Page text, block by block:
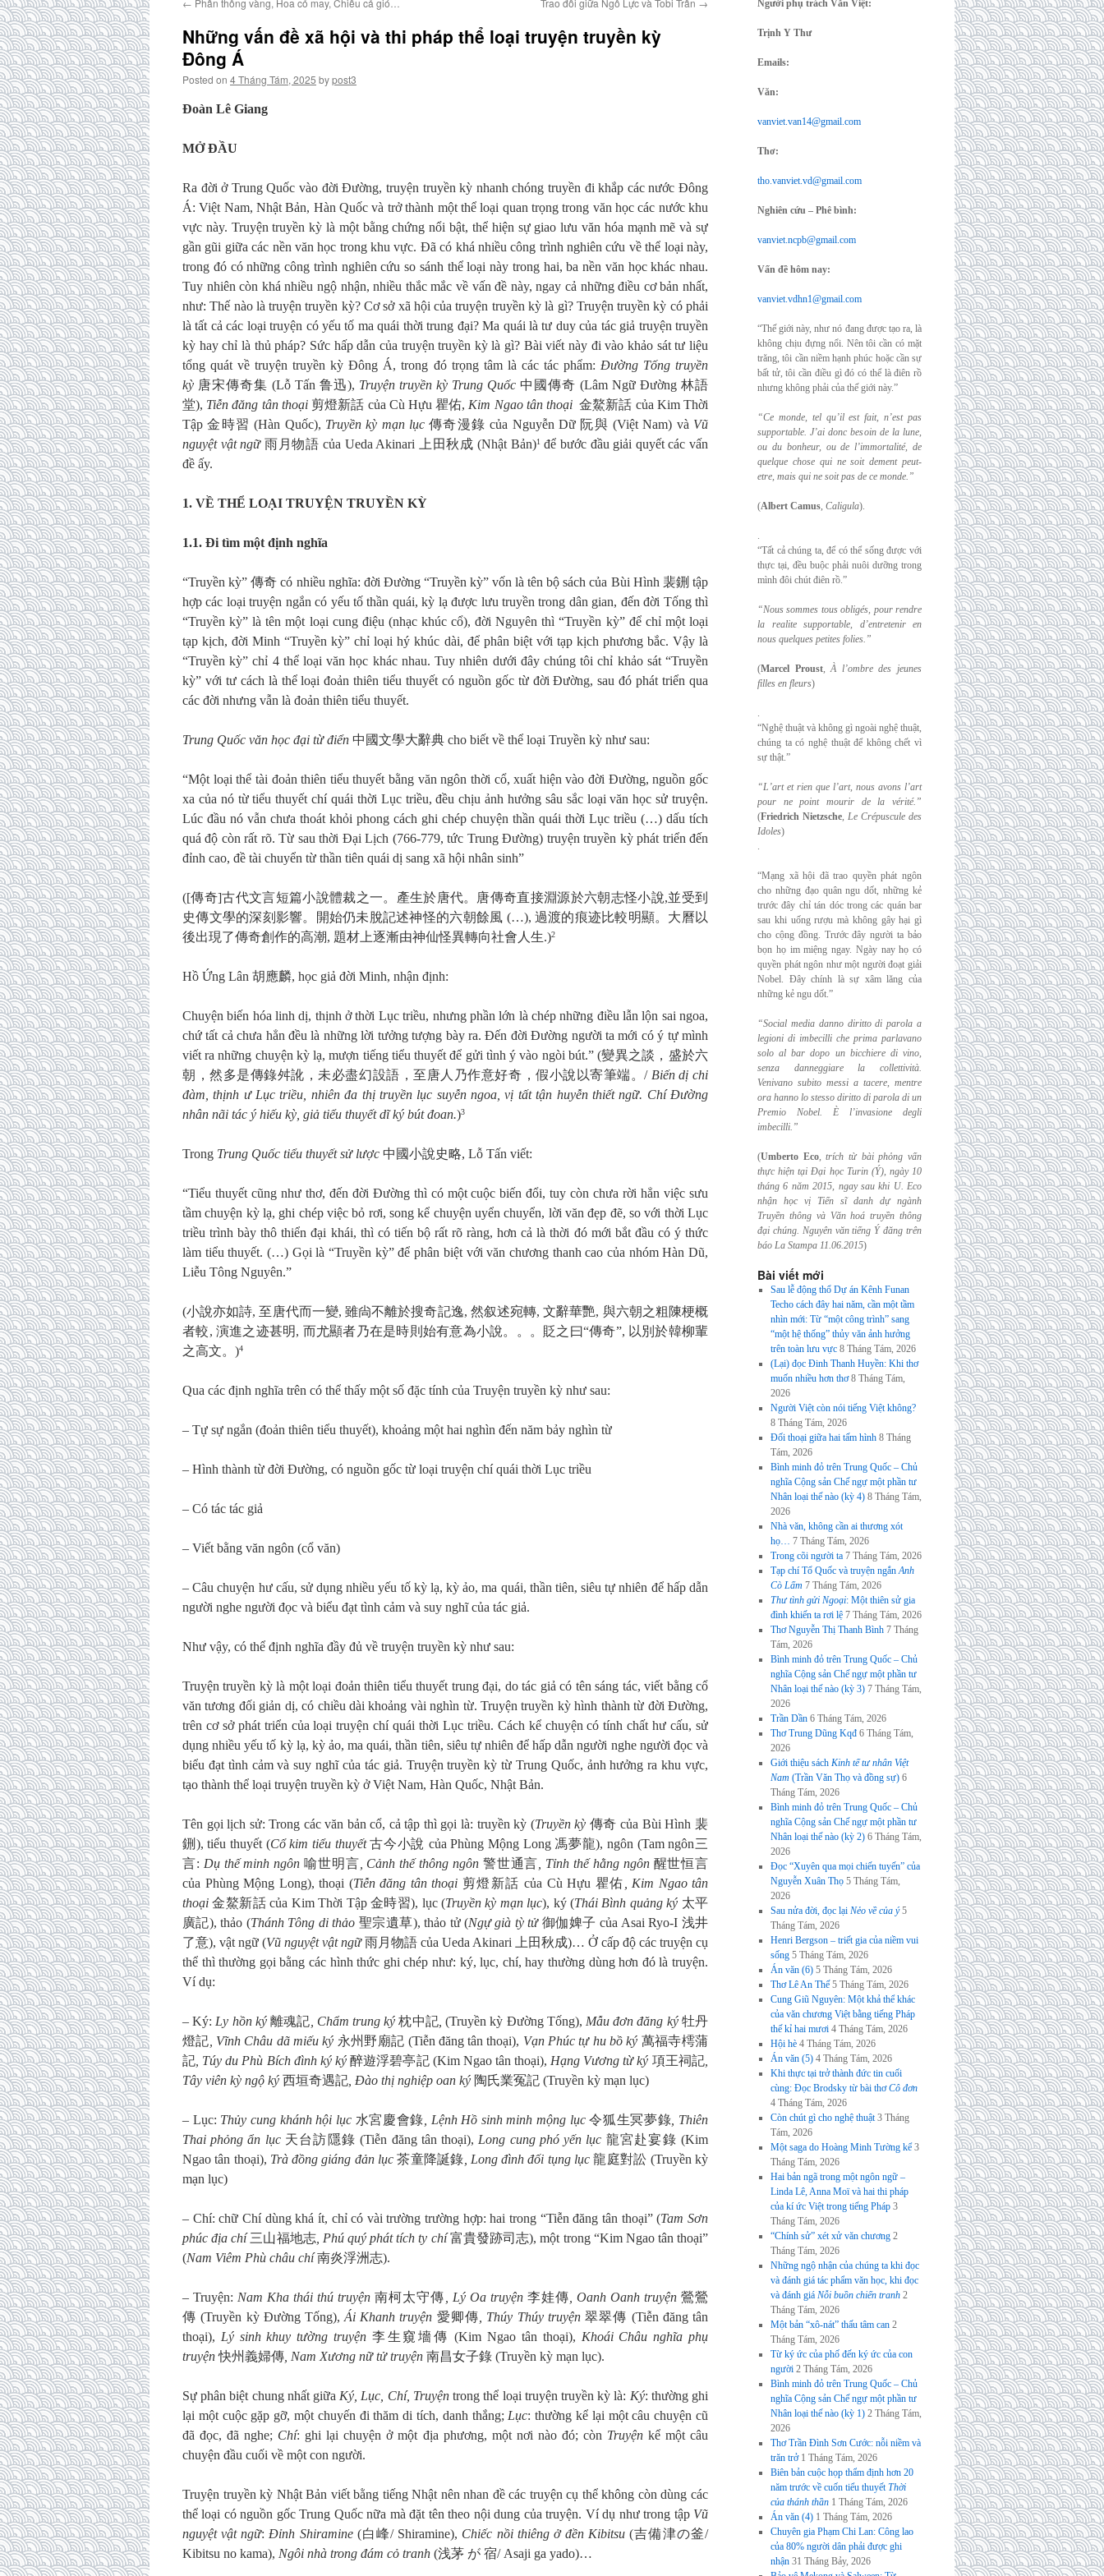
← Phấn thông vàng, Hoa cỏ may, Chiều cả gió… Trao đổi giữa Ngô Lực và Tobi Trần →
Những vấn đề xã hội và thi pháp thể loại truyện truyền kỳ
Đông Á
Posted on 4 Tháng Tám, 2025 bypost3
Đoàn Lê Giang
MỞ ĐẦU
Ra đời ở Trung Quốc vào đời Đường, truyện truyền kỳ nhanh chóng truyền đi khắp các nước Đông
Á: Việt Nam, Nhật Bản, Hàn Quốc và trở thành một thể loại quan trọng trong văn học các nước khu
vực này. Truyện truyền kỳ là một bằng chứng nổi bật, thể hiện sự giao lưu văn hóa mạnh mẽ và sự
gần gũi giữa các nền văn học trong khu vực. Đã có khá nhiều công trình nghiên cứu về thể loại này,
trong đó có những công trình nghiên cứu so sánh thể loại này trong hai, ba nền văn học khác nhau.
Tuy nhiên còn khá nhiều ngộ nhận, nhiều thắc mắc về vấn đề này, ngay cả những điều cơ bản nhất,
như: Thế nào là truyện truyền kỳ? Cơ sở xã hội của truyện truyền kỳ là gì? Truyện truyền kỳ có phải
là tất cả các loại truyện có yếu tố ma quái thời trung đại? Ma quái là tư duy của tác giả truyện truyền
kỳ hay chỉ là thủ pháp? Sức hấp dẫn của truyện truyền kỳ là gì? Bài viết này đi vào khảo sát tư liệu
tổng quát về truyện truyền kỳ Đông Á, trong đó trọng tâm là các tác phẩm: Đường Tống truyền
kỳ 唐宋傳奇集 (Lỗ Tấn 鲁迅), Truyện truyền kỳ Trung Quốc 中國傳奇 (Lâm Ngữ Đường 林語
堂), Tiễn đăng tân thoại 剪燈新話 của Cù Hựu 瞿佑, Kim Ngao tân thoại金鰲新話 của Kim Thời
Tập 金時習 (Hàn Quốc), Truyền kỳ mạn lục傳奇漫錄 của Nguyễn Dữ 阮與 (Việt Nam) và Vũ
nguyệt vật ngữ 雨月物語 của Ueda Akinari 上田秋成 (Nhật Bản)1để bước đầu giải quyết các vấn
đề ấy.
1. VỀ THỂ LOẠI TRUYỆN TRUYỀN KỲ
1.1. Đi tìm một định nghĩa
“Truyền kỳ” 傳奇 có nhiều nghĩa: đời Đường “Truyền kỳ” vốn là tên bộ sách của Bùi Hình 裴鉶 tập
hợp các loại truyện ngắn có yếu tố thần quái, kỳ lạ được lưu truyền trong dân gian, đến đời Tống thì
“Truyền kỳ” là tên một loại cung điệu (nhạc khúc cổ), đời Nguyên thì “Truyền kỳ” để chỉ một loại
tạp kịch, đời Minh “Truyền kỳ” chỉ loại hý khúc dài, để phân biệt với tạp kịch phương bắc. Vậy là
“Truyền kỳ” chỉ 4 thể loại văn học khác nhau. Tuy nhiên dưới đây chúng tôi chỉ khảo sát “Truyền
kỳ” với tư cách là thể loại đoản thiên tiểu thuyết có nguồn gốc từ đời Đường, sau đó phát triển qua
các đời nhưng vẫn là đoản thiên tiểu thuyết.
Trung Quốc văn học đại từ điển 中國文學大辭典 cho biết về thể loại Truyền kỳ như sau:
“Một loại thể tài đoản thiên tiểu thuyết bằng văn ngôn thời cổ, xuất hiện vào đời Đường, nguồn gốc
xa của nó từ tiểu thuyết chí quái thời Lục triều, đều chịu ảnh hưởng sâu sắc loại văn học sử truyện.
Lúc đầu nó vẫn chưa thoát khỏi phong cách ghi chép chuyện thần quái thời Lục triều (…) dấu tích
quá độ còn rất rõ. Từ sau thời Đại Lịch (766-779, tức Trung Đường) truyện truyền kỳ phát triển đến
đỉnh cao, đề tài chuyển từ thần tiên quái dị sang xã hội nhân sinh”
([傳奇]古代文言短篇小說體裁之一。產生於唐代。唐傳奇直接淵源於六朝志怪小說,並受到
史傳文學的深刻影響。開始仍未脫記述神怪的六朝餘風 (…), 過渡的痕迹比較明顯。大曆以
後出現了傳奇創作的高潮, 題材上逐漸由神仙怪異轉向社會人生.)2
Hồ Ứng Lân 胡應麟, học giả đời Minh, nhận định:
Chuyện biến hóa linh dị, thịnh ở thời Lục triều, nhưng phần lớn là chép những điều lẫn lộn sai ngoa,
chứ tất cả chưa hẳn đều là những lời tưởng tượng bày ra. Đến đời Đường người ta mới có ý tự mình
viết ra những chuyện kỳ lạ, mượn tiếng tiểu thuyết để gửi tình ý vào ngòi bút.” (變異之談，盛於六
朝，然多是傳錄舛訛，未必盡幻設語，至唐人乃作意好奇，假小說以寄筆端。/ Biến dị chi
đàm, thịnh ư Lục triều, nhiên đa thị truyền lục suyễn ngoa, vị tất tận huyễn thiết ngữ. Chí Đường
nhân nãi tác ý hiếu kỳ, giả tiểu thuyết dĩ ký bút đoan.)3
Trong Trung Quốc tiểu thuyết sử lược 中國小說史略, Lỗ Tấn viết:
“Tiểu thuyết cũng như thơ, đến đời Đường thì có một cuộc biến đổi, tuy còn chưa rời hẳn việc sưu
tầm chuyện kỳ lạ, ghi chép việc bỏ rơi, song kể chuyện uyển chuyển, lời văn đẹp đẽ, so với thời Lục
triều trình bày thô thiển đại khái, thì có tiến bộ rất rõ ràng, hơn cả là thời đó mới bắt đầu có ý thức
làm tiểu thuyết. (…) Gọi là “Truyền kỳ” để phân biệt với văn chương thanh cao của nhóm Hàn Dũ,
Liễu Tông Nguyên.”
(小說亦如詩, 至唐代而一變, 雖尙不離於搜奇記逸, 然叙述宛轉, 文辭華艷, 與六朝之粗陳梗概
者較, 演進之迹甚明, 而尤顯者乃在是時則始有意為小說。。。貶之曰“傳奇”, 以別於韓柳輩
之高文。)4
Qua các định nghĩa trên có thể thấy một số đặc tính của Truyện truyền kỳ như sau:
– Tự sự ngắn (đoản thiên tiểu thuyết), khoảng một hai nghìn đến năm bảy nghìn từ
– Hình thành từ đời Đường, có nguồn gốc từ loại truyện chí quái thời Lục triều
– Có tác tác giả
– Viết bằng văn ngôn (cổ văn)
– Câu chuyện hư cấu, sử dụng nhiều yếu tố kỳ lạ, kỳ ảo, ma quái, thần tiên, siêu tự nhiên để hấp dẫn
người nghe người đọc và biểu đạt tình cảm và suy nghĩ của tác giả.
Như vậy, có thể định nghĩa đầy đủ về truyện truyền kỳ như sau:
Truyện truyền kỳ là một loại đoản thiên tiểu thuyết trung đại, do tác giả có tên sáng tác, viết bằng cổ
văn tương đối giản dị, có chiều dài khoảng vài nghìn từ. Truyện truyền kỳ hình thành từ đời Đường,
trên cơ sở phát triển của loại truyện chí quái thời Lục triều. Cách kể chuyện có tính chất hư cấu, sử
dụng nhiều yếu tố kỳ lạ, kỳ ảo, ma quái, thần tiên, siêu tự nhiên để hấp dẫn người nghe người đọc và
biểu đạt tình cảm và suy nghĩ của tác giả. Truyện truyền kỳ từ Trung Quốc, ảnh hưởng ra khu vực,
tạo thành thể loại truyện truyền kỳ ở Việt Nam, Hàn Quốc, Nhật Bản.
Tên gọi lịch sử: Trong các văn bản cổ, cả tập thì gọi là: truyền kỳ (Truyền kỳ 傳奇 của Bùi Hình 裴
鉶), tiểu thuyết (Cổ kim tiểu thuyết古今小說 của Phùng Mộng Long 馮夢龍), ngôn (Tam ngôn三
言: Dụ thế minh ngôn 喻世明言 , Cảnh thế thông ngôn 警世通言 , Tỉnh thế hằng ngôn 醒世恒言
của Phùng Mộng Long), thoại (Tiễn đăng tân thoại 剪燈新話 của Cù Hựu 瞿佑 , Kim Ngao tân
thoại金鰲新話 của Kim Thời Tập 金時習), lục (Truyền kỳ mạn lục), ký (Thái Bình quảng ký 太平
廣記), thảo (Thánh Tông di thảo 聖宗遺草), thảo tử (Ngự già tỳ tử 御伽婢子 của Asai Ryo-I 浅井
了意), vật ngữ (Vũ nguyệt vật ngữ雨月物語 của Ueda Akinari 上田秋成)… Ở cấp độ các truyện cụ
thể thì thường gọi bằng các hình thức ghi chép như: ký, lục, chí, hay thường dùng hơn đó là truyện.
Ví dụ:
– Ký: Ly hồn ký離魂記 , Chẩm trung ký枕中記 ,(Truyền kỳ Đường Tống), Mẫu đơn đăng ký 牡丹
燈記 , Vĩnh Châu dã miếu ký 永州野廟記 (Tiễn đăng tân thoại), Vạn Phúc tự hu bồ ký 萬福寺樗蒲
記 , Túy du Phù Bích đình ký ký 醉遊浮碧亭記 (Kim Ngao tân thoại), Hạng Vương từ ký 項王祠記
Tây viên kỳ ngộ ký 西垣奇遇記 , Đào thị nghiệp oan ký 陶氏業冤記 (Truyền kỳ mạn lục)
– Lục: Thủy cung khánh hội lục 水宮慶會錄 , Lệnh Hồ sinh minh mộng lục令狐生冥夢錄 , Thiên
Thai phỏng ẩn lục 天台訪隱錄 (Tiễn đăng tân thoại), Long cung phó yến lục 龍宮赴宴錄 (Kim
Ngao tân thoại), Trà đồng giáng đản lục茶童降誕錄 , Long đình đối tụng lục龍庭對訟 (Truyền kỳ
mạn lục)
– Chí: chữ Chí dùng khá ít, chỉ có vài trường trường hợp: hai trong “Tiễn đăng tân thoại” (Tam Sơn
phúc địa chí三山福地志, Phú quý phát tích ty chí富貴發跡司志), một trong “Kim Ngao tân thoại”
(Nam Viêm Phù châu chí南炎浮洲志).
– Truyện: Nam Kha thái thú truyện南柯太守傳 , Lý Oa truyện 李娃傳 , Oanh Oanh truyện 鶯鶯
傳 (Truyền kỳ Đường Tống),Ái Khanh truyện 愛卿傳 , Thúy Thúy truyện 翠翠傳 (Tiễn đăng tân
thoại), Lý sinh khuy tường truyện 李生窺墻傳 (Kim Ngao tân thoại), Khoái Châu nghĩa phụ
truyện快州義婦傳 , Nam Xương nữ tử truyện 南昌女子錄 (Truyền kỳ mạn lục).
Sự phân biệt chung nhất giữa Ký, Lục, Chí, Truyệntrong thể loại truyện truyền kỳ là: Ký: thường ghi
lại một cuộc gặp gỡ, một chuyến đi thăm di tích, danh thắng; Lục: thường kể lại một câu chuyện cũ
đã đọc, đã nghe; Chí: ghi lại chuyện ở một địa phương, một nơi nào đó; còn Truyệnkể một câu
chuyện đầu cuối về một con người.
Truyện truyền kỳ Nhật Bản viết bằng tiếng Nhật nên nhan đề các truyện cụ thể không còn dùng các
thể loại có nguồn gốc Trung Quốc nữa mà đặt tên theo nội dung của truyện. Ví dụ như trong tập Vũ
nguyệt vật ngữ:Đỉnh Shiramine(白峰/ Shiramine), Chiếc nồi thiêng ở đền Kibitsu (吉備津の釜/
Kibitsu no kama), Ngôi nhà trong đám cỏ tranh (浅茅 が 宿/ Asaji ga yado)…
Người phụ trách Văn Việt:
Trịnh Y Thư
Emails:
Văn:
vanviet.van14@gmail.com
Thơ:
tho.vanviet.vd@gmail.com
Nghiên cứu – Phê bình:
vanviet.ncpb@gmail.com
Vấn đề hôm nay:
vanviet.vdhn1@gmail.com
“Thế giới này, như nó đang được tạo ra, là
không chịu đựng nổi. Nên tôi cần có mặt
trăng, tôi cần niềm hạnh phúc hoặc cần sự
bất tử, tôi cần điều gì đó có thể là điên rồ
nhưng không phải của thế giới này.”
“Ce monde, tel qu’il est fait, n’est pas
supportable. J’ai donc besoin de la lune,
ou du bonheur, ou de l’immortalité, de
quelque chose qui ne soit dement peut-
etre, mais qui ne soit pas de ce monde.”
(Albert Camus, Caligula).
.
“Tất cả chúng ta, để có thể sống được với
thực tại, đều buộc phải nuôi dưỡng trong
mình đôi chút điên rồ.”
“Nous sommes tous obligés, pour rendre
la realite supportable, d’entretenir en
nous quelques petites folies.”
(Marcel Proust,À l’ombre des jeunes
filles en fleurs)
.
“Nghệ thuật và không gì ngoài nghệ thuật,
chúng ta có nghệ thuật để không chết vì
sự thật.”
“L’art et rien que l’art, nous avons l’art
pour ne point mourir de la vérité.”
(Friedrich Nietzsche, Le Crépuscule des
Idoles)
.
“Mạng xã hội đã trao quyền phát ngôn
cho những đạo quân ngu dốt, những kẻ
trước đây chỉ tán dóc trong các quán bar
sau khi uống rượu mà không gây hại gì
cho cộng đồng. Trước đây người ta bảo
bọn họ im miệng ngay. Ngày nay họ có
quyền phát ngôn như một người đoạt giải
Nobel. Đây chính là sự xâm lăng của
những kẻ ngu dốt.”
“Social media danno diritto di parola a
legioni di imbecilli che prima parlavano
solo albar dopo un bicchiere di vino,
senza danneggiare la collettività.
Venivano subito messi a tacere, mentre
ora hanno lo stesso diritto di parola di un
Premio Nobel. È l’invasione degli
imbecilli.”
(Umberto Eco,trích từ bài phỏng vấn
thực hiện tại Đại học Turin (Ý), ngày 10
tháng 6 năm 2015, ngay sau khi U. Eco
nhận học vị Tiến sĩ danh dự ngành
Truyền thông và Văn hoá truyền thông
đại chúng. Nguyên văn tiếng Ý đăng trên
báo La Stampa 11.06.2015)
Bài viết mới
Sau lễ động thổ Dự án Kênh Funan
Techo cách đây hai năm, cần một tầm
nhìn mới: Từ “một công trình” sang
“một hệ thống” thủy văn ảnh hưởng
trên toàn lưu vực 8 Tháng Tám, 2026
(Lại) đọc Đinh Thanh Huyền: Khi thơ
muốn nhiều hơn thơ 8 Tháng Tám,
2026
Người Việt còn nói tiếng Việt không?
8 Tháng Tám, 2026
Đối thoại giữa hai tấm hình 8 Tháng
Tám, 2026
Bình minh đỏ trên Trung Quốc – Chủ
nghĩa Cộng sản Chế ngự một phần tư
Nhân loại thế nào (kỳ 4) 8 Tháng Tám,
2026
Nhà văn, không cần ai thương xót
họ… 7 Tháng Tám, 2026
Trong cõi người ta 7 Tháng Tám, 2026
Tạp chí Tổ Quốc và truyện ngắnAnh
Cò Lấm 7 Tháng Tám, 2026
Thư tình gửi Ngoại: Một thiên sử gia
đình khiến ta rơi lệ 7 Tháng Tám, 2026
Thơ Nguyễn Thị Thanh Bình 7 Tháng
Tám, 2026
Bình minh đỏ trên Trung Quốc – Chủ
nghĩa Cộng sản Chế ngự một phần tư
Nhân loại thế nào (kỳ 3) 7 Tháng Tám,
2026
Trần Dần 6 Tháng Tám, 2026
Thơ Trung Dũng Kqđ 6 Tháng Tám,
2026
Giới thiệu sách Kinh tế tư nhân Việt
Nam (Trần Văn Thọ và đồng sự) 6
Tháng Tám, 2026
Bình minh đỏ trên Trung Quốc – Chủ
nghĩa Cộng sản Chế ngự một phần tư
Nhân loại thế nào (kỳ 2) 6 Tháng Tám,
2026
Đọc “Xuyên qua mọi chiến tuyến” của
Nguyễn Xuân Thọ 5 Tháng Tám,
2026
Sau nửa đời, đọc lại Nẻo về của ý 5
Tháng Tám, 2026
Henri Bergson – triết gia của niềm vui
sống 5 Tháng Tám, 2026
Án văn (6) 5 Tháng Tám, 2026
Thơ Lê An Thế 5 Tháng Tám, 2026
Cung Giũ Nguyên: Một khả thể khác
của văn chương Việt bằng tiếng Pháp
thế kỉ hai mươi 4 Tháng Tám, 2026
Hội hè 4 Tháng Tám, 2026
Án văn (5) 4 Tháng Tám, 2026
Khi thực tại trở thành đức tin cuối
cùng: Đọc Brodsky từ bài thơCô đơn
4 Tháng Tám, 2026
Còn chút gì cho nghệ thuật 3 Tháng
Tám, 2026
Một saga do Hoàng Minh Tường kể 3
Tháng Tám, 2026
Hai bản ngã trong một ngôn ngữ –
Linda Lê, Anna Moï và hai thi pháp
của kí ức Việt trong tiếng Pháp 3
Tháng Tám, 2026
“Chính sử” xét xử văn chương 2
Tháng Tám, 2026
Những ngộ nhận của chúng ta khi đọc
và đánh giá tác phẩm văn học, khi đọc
và đánh giá Nỗi buồn chiến tranh 2
Tháng Tám, 2026
Một bản “xô-nát” thấu tâm can 2
Tháng Tám, 2026
Từ ký ức của phố đến ký ức của con
người 2 Tháng Tám, 2026
Bình minh đỏ trên Trung Quốc – Chủ
nghĩa Cộng sản Chế ngự một phần tư
Nhân loại thế nào (kỳ 1) 2 Tháng Tám,
2026
Thơ Trần Đình Sơn Cước: nỗi niềm và
trăn trở 1 Tháng Tám, 2026
Biên bản cuộc họp thẩm định hơn 20
năm trước về cuốn tiểu thuyếtThời
của thánh thần 1 Tháng Tám, 2026
Án văn (4) 1 Tháng Tám, 2026
Chuyên gia Phạm Chi Lan: Công lao
của 80% người dân phải được ghi
nhận 31 Tháng Bảy, 2026